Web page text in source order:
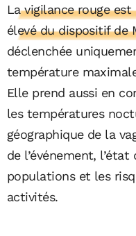
La vigilance rouge
élevé du dispositif de
déclenchée
température
Elle prend aussi en
les températures
géographique de la
de l’événement,
populations et les
activités.